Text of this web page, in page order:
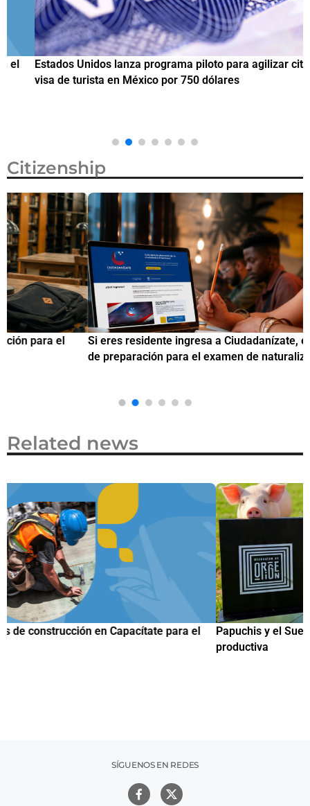
Estados Unidos lanza programa piloto para agilizar citas de
visa de turista en México por 750 dólares
Citizenship
Si eres residente ingresa a Ciudadanízate, el curso gratuito
de preparación para el examen de naturalización en EUA
Related news
Papuchis y el Sueño Michoacano como alternativa
SÍGUENOS EN REDES